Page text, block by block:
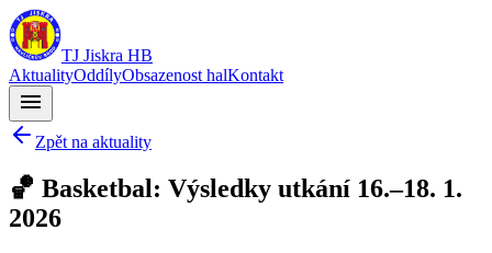
TJ Jiskra HB
AktualityOddílyObsazenost halKontakt
menu
Zpět na aktuality
🏀 Basketbal: Výsledky utkání 16.–18. 1.
2026